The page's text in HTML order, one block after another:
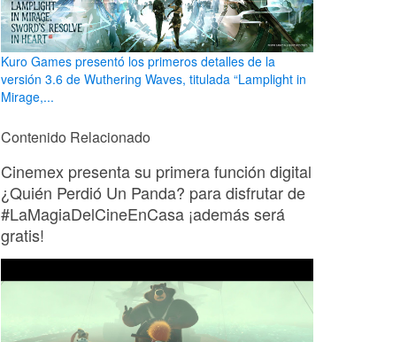
Kuro Games presentó los primeros detalles de la
versión 3.6 de Wuthering Waves, titulada “Lamplight in
Mirage,...
Contenido Relacionado
Cinemex presenta su primera función digital
¿Quién Perdió Un Panda? para disfrutar de
#LaMagiaDelCineEnCasa ¡además será
gratis!